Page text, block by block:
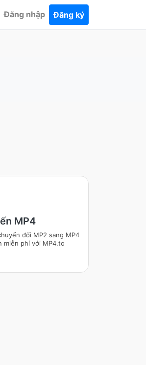
Đăng nhập Đăng ký
MP4
đổi MP2 sang MP4
miễn phí với MP4.to